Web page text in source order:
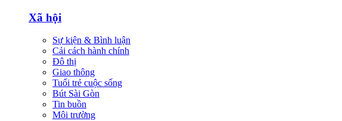
Xã hội
Sự kiện & Bình luận
Cải cách hành chính
Đô thị
Giao thông
Tuổi trẻ cuộc sống
Bút Sài Gòn
Tin buồn
Môi trường